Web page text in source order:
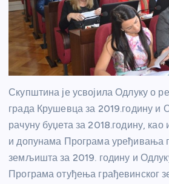
Скупштина је усвојила Одлуку о
града Крушевца за 2019.годину и
рачуну буџета за 2018.годину,
и допунама Програма уређивања
земљишта за 2019. годину и
Програма отуђења грађевинског